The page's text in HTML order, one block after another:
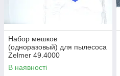
Набор мешков
(одноразовый) для пылесоса
Zelmer 49.4000
(12003415,ZVCA100B,ZMB02
K)
В наявності